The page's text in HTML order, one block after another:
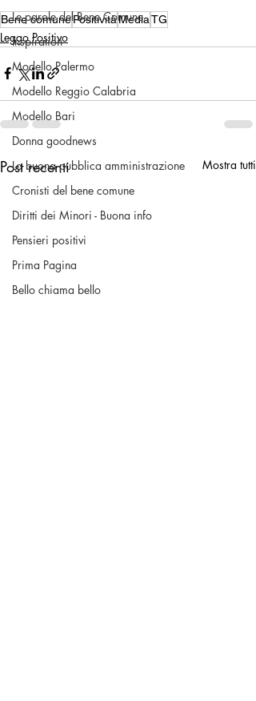
Le parole del Bene Comune
Inspiration
Modello Palermo
Modello Reggio Calabria
Modello Bari
Donna goodnews
La buona pubblica amministrazione
Cronisti del bene comune
Diritti dei Minori - Buona info
Pensieri positivi
Prima Pagina
Bello chiama bello
Bene comunePositivitàMediaTG
Leggo Positivo
Post recenti Mostra tutti